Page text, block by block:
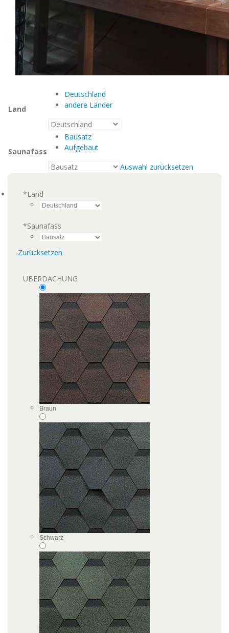
Land
Deutschland
andere Länder
Saunafass
Bausatz
Aufgebaut
Auswahl zurücksetzen
*Land
*Saunafass
Zurücksetzen
ÜBERDACHUNG
Braun
Schwarz